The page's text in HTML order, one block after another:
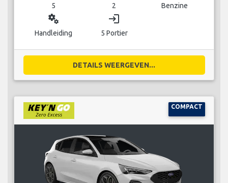
5 2 Benzine
miscellaneous_services
Handleiding
login
5 Portier
DETAILS WEERGEVEN...
COMPACT